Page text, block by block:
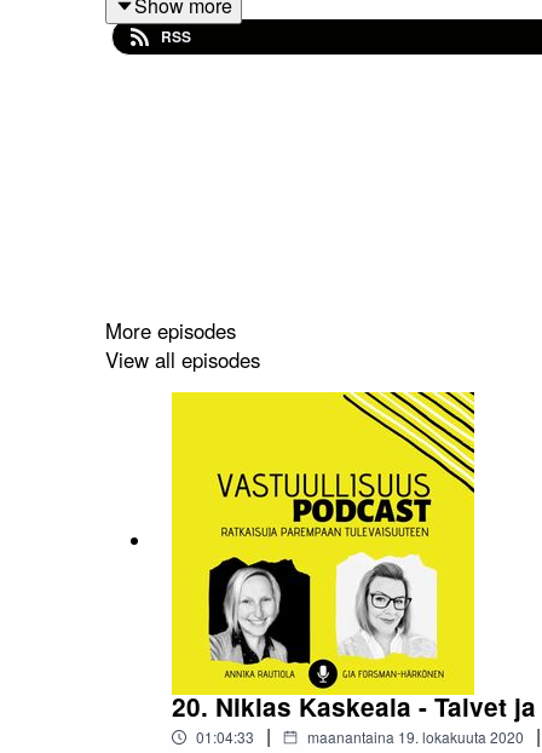
Tässä jaksossa puhumme muun muassa
RSS
More episodes
View all episodes
20. Niklas Kaskeala - Talvet
01:04:33 | maanantaina 19. lokakuuta 2020 |